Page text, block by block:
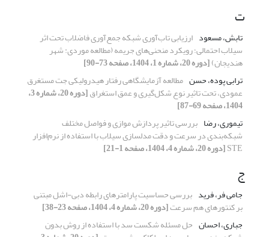
ت
تابش، مسعود ارزیابی تاب‌آوری شبکه جمع‌آوری فاضلاب تحت اثر
سیلاب احتمالی؛ رویکرد منحنی‌های جریمه (مطالعه موردی: شهر
هندیجان)[دوره 20، شماره 1، 1404، صفحه 73-90]
ترابی پوده، حسن مطالعه آزمایشگاهی رفتار هیدرولیکی جت‌ مستغرق
عمودی، تحت تاثیر نوع شکل‌گیری و عمق استغراق [دوره 20، شماره 3،
1404، صفحه 69-87]
تیموری، رضا بررسی تاثیر پردازش موازی و فواصل مختلف
شبکه‌بندی در سرعت و دقت مدلسازی سیلاب با استفاده از نرم‌افزار
STE[دوره 20، شماره 4، 1404، صفحه 1-21]
ج
جامی فر، فرید بررسی حساسیت پارامترهای رابطه دبی-اشل مبتنی
بر کنتورهای هم سرعت[دوره 20، شماره 4، 1404، صفحه 23-38]
جباری، احسان حل مسئله شکست سد با استفاده از روش بدون